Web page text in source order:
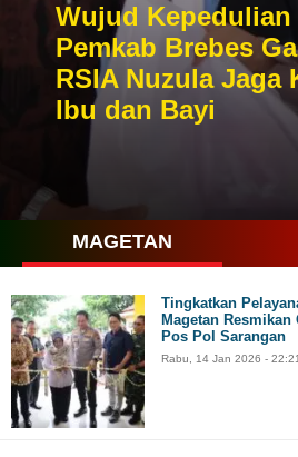
Wujud Kepedulian
Pemkab Brebes
RSIA Nuzula Jaga
Ibu dan Bayi
MAGETAN
Tingkatkan
Magetan
Pos Pol Sarangan
Rabu, 14 Jan 2026 -